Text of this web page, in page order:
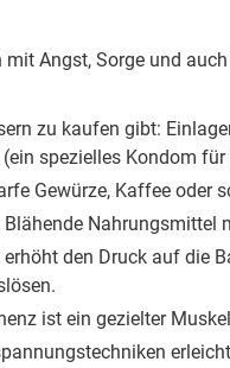
Angst, Sorge und
zu kaufen gibt:
spezielles Kondom
Gewürze, Kaffee oder
Nahrungsmittel
den Druck auf die
ist ein gezielter